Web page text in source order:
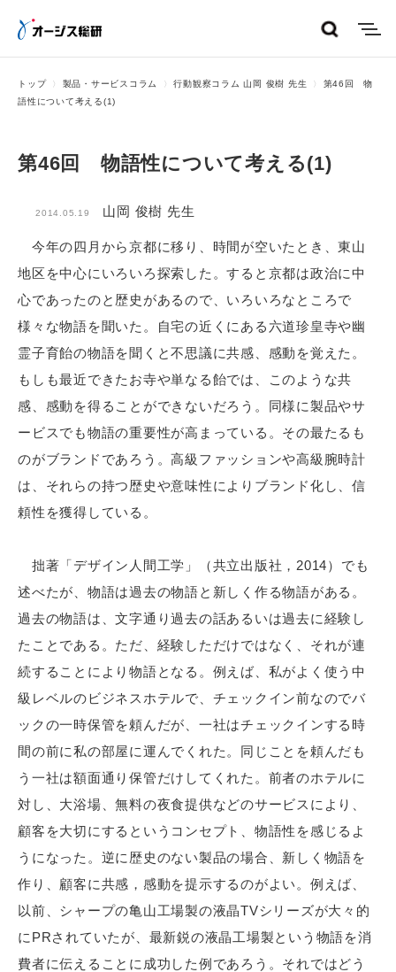
トップ 製品・サービスコラム 行動観察コラム 山岡 俊樹 先生
第46回 物
語性について考える(1)
第46回 物語性について考える(1)
2014.05.19 山岡 俊樹 先生
今年の四月から京都に移り、時間が空いたとき、東山
地区を中心にいろいろ探索した。すると京都は政治に中
心であったのと歴史があるので、いろいろなところで
様々な物語を聞いた。自宅の近くにある六道珍皇寺や幽
霊子育飴の物語を聞くと不思議に共感、感動を覚えた。
もしも最近できたお寺や単なる飴では、このような共
感、感動を得ることができないだろう。同様に製品やサ
ービスでも物語の重要性が高まっている。その最たるも
のがブランドであろう。高級ファッションや高級腕時計
は、それらの持つ歴史や意味性によりブランド化し、信
頼性を獲得している。
拙著「デザイン人間工学」（共立出版社，2014）でも
述べたが、物語は過去の物語と新しく作る物語がある。
過去の物語は、文字通り過去の話あるいは過去に経験し
たことである。ただ、経験しただけではなく、それが連
続することにより物語となる。例えば、私がよく使う中
級レベルのビジネスホテルで、チェックイン前なのでバ
ックの一時保管を頼んだが、一社はチェックインする時
間の前に私の部屋に運んでくれた。同じことを頼んだも
う一社は額面通り保管だけしてくれた。前者のホテルに
対し、大浴場、無料の夜食提供などのサービスにより、
顧客を大切にするというコンセプト、物語性を感じるよ
うになった。逆に歴史のない製品の場合、新しく物語を
作り、顧客に共感，感動を提示するのがよい。例えば、
以前、シャープの亀山工場製の液晶TVシリーズが大々的
にPRされていたが、最新鋭の液晶工場製という物語を消
費者に伝えることに成功した例であろう。それではどう